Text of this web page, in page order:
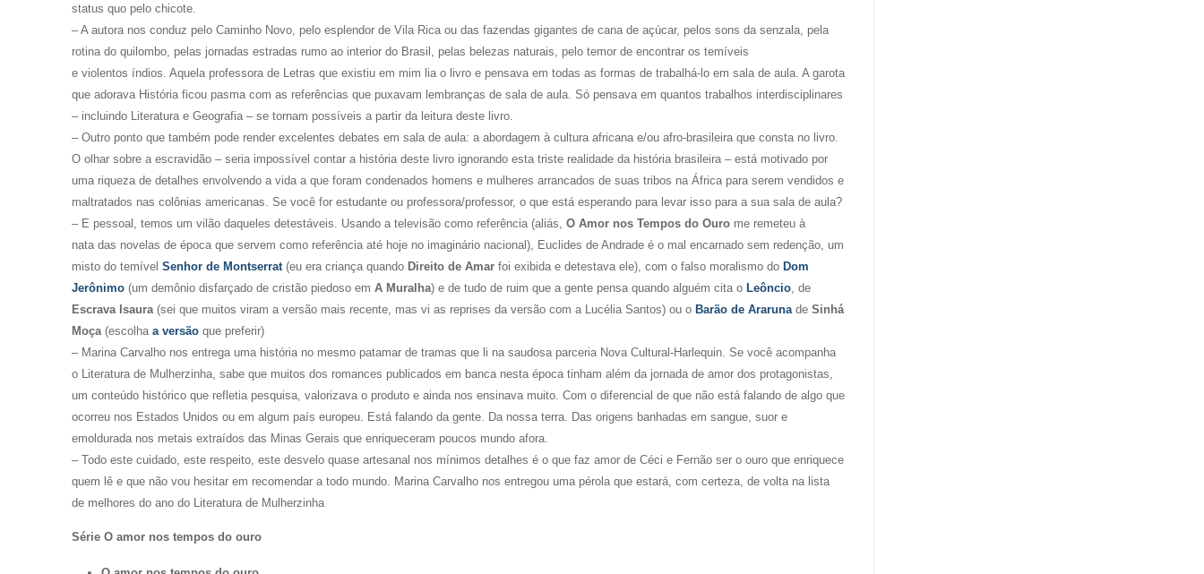
status quo pelo chicote.
– A autora nos conduz pelo Caminho Novo, pelo esplendor de Vila Rica ou das fazendas gigantes de cana de açúcar, pelos sons da senzala, pela
rotina do quilombo, pelas jornadas estradas rumo ao interior do Brasil, pelas belezas naturais, pelo temor de encontrar os temíveis
e violentos índios. Aquela professora de Letras que existiu em mim lia o livro e pensava em todas as formas de trabalhá-lo em sala de aula. A garota
que adorava História ficou pasma com as referências que puxavam lembranças de sala de aula. Só pensava em quantos trabalhos interdisciplinares
– incluindo Literatura e Geografia – se tornam possíveis a partir da leitura deste livro.
– Outro ponto que também pode render excelentes debates em sala de aula: a abordagem à cultura africana e/ou afro-brasileira que consta no livro.
O olhar sobre a escravidão – seria impossível contar a história deste livro ignorando esta triste realidade da história brasileira – está motivado por
uma riqueza de detalhes envolvendo a vida a que foram condenados homens e mulheres arrancados de suas tribos na África para serem vendidos e
maltratados nas colônias americanas. Se você for estudante ou professora/professor, o que está esperando para levar isso para a sua sala de aula?
– E pessoal, temos um vilão daqueles detestáveis. Usando a televisão como referência (aliás, O Amor nos Tempos do Ouro me remeteu à
nata das novelas de época que servem como referência até hoje no imaginário nacional), Euclides de Andrade é o mal encarnado sem redenção, um
misto do temível Senhor de Montserrat (eu era criança quando Direito de Amar foi exibida e detestava ele), com o falso moralismo do Dom
Jerônimo (um demônio disfarçado de cristão piedoso em A Muralha) e de tudo de ruim que a gente pensa quando alguém cita o Leôncio , de
Escrava Isaura (sei que muitos viram a versão mais recente, mas vi as reprises da versão com a Lucélia Santos) ou o Barão de Araruna de Sinhá
Moça (escolha a versão que preferir)
– Marina Carvalho nos entrega uma história no mesmo patamar de tramas que li na saudosa parceria Nova Cultural-Harlequin. Se você acompanha
o Literatura de Mulherzinha, sabe que muitos dos romances publicados em banca nesta época tinham além da jornada de amor dos protagonistas,
um conteúdo histórico que refletia pesquisa, valorizava o produto e ainda nos ensinava muito. Com o diferencial de que não está falando de algo que
ocorreu nos Estados Unidos ou em algum país europeu. Está falando da gente. Da nossa terra. Das origens banhadas em sangue, suor e
emoldurada nos metais extraídos das Minas Gerais que enriqueceram poucos mundo afora.
– Todo este cuidado, este respeito, este desvelo quase artesanal nos mínimos detalhes é o que faz amor de Céci e Fernão ser o ouro que enriquece
quem lê e que não vou hesitar em recomendar a todo mundo. Marina Carvalho nos entregou uma pérola que estará, com certeza, de volta na lista
de melhores do ano do Literatura de Mulherzinha
Série O amor nos tempos do ouro